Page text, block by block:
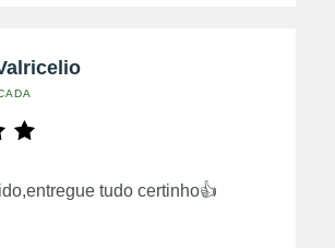
tudo certinho👍